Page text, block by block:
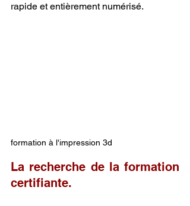
rapide et entièrement numérisé.
formation à l'impression 3d
La recherche de la formation
certifiante.